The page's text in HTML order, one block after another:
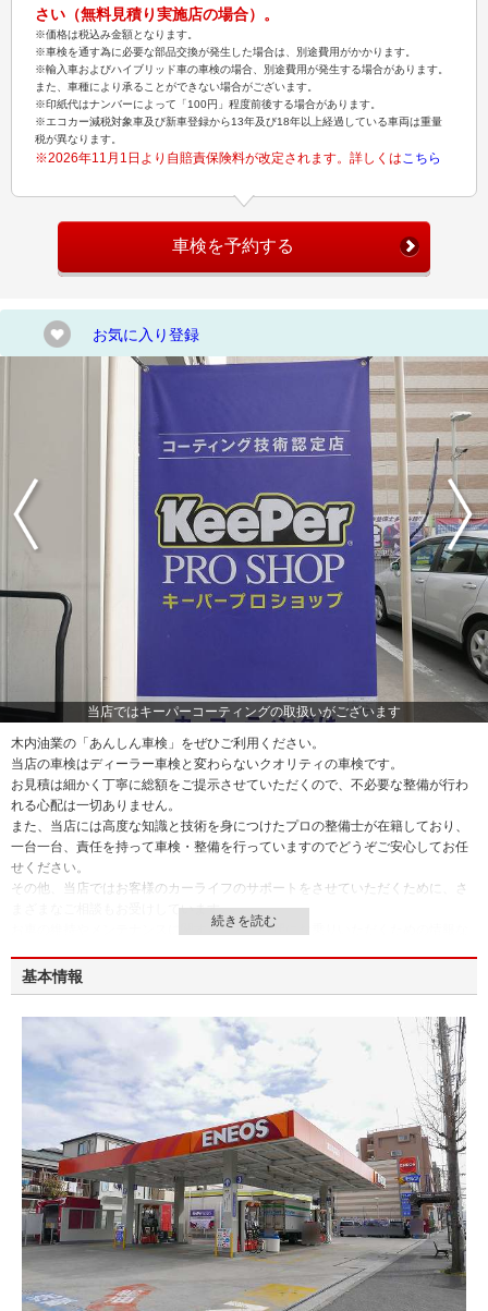
さい（無料見積り実施店の場合）。
※価格は税込み金額となります。
※車検を通す為に必要な部品交換が発生した場合は、別途費用がかかります。
※輸入車およびハイブリッド車の車検の場合、別途費用が発生する場合があります。
また、車種により承ることができない場合がございます。
※印紙代はナンバーによって「100円」程度前後する場合があります。
※エコカー減税対象車及び新車登録から13年及び18年以上経過している車両は重量
税が異なります。
※2026年11月1日より自賠責保険料が改定されます。詳しくは こちら
車検を予約する
お気に入り登録
当店ではキーパーコーティングの取扱いがございます
木内油業の「あんしん車検」をぜひご利用ください。
当店の車検はディーラー車検と変わらないクオリティの車検です。
お見積は細かく丁寧に総額をご提示させていただくので、不必要な整備が行わ
れる心配は一切ありません。
また、当店には高度な知識と技術を身につけたプロの整備士が在籍しており、
一台一台、責任を持って車検・整備を行っていますのでどうぞご安心してお任
せください。
その他、当店ではお客様のカーライフのサポートをさせていただくために、さ
まざまなご相談もお受けしています。
お車の維持やメンテナンスに関すること、綺麗にお乗りいただくための情報な
「あんしんを長く」をモットーにスタッフ一同、ご来店を心よりお待ちしてい
ます。
基本情報